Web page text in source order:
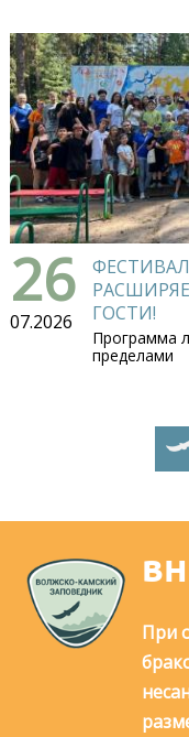
26
07.2026
ГОСТИ!
Программа
пределами
При